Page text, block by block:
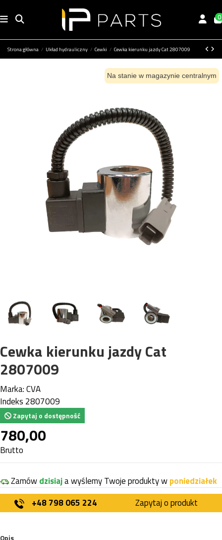
0
Strona główna Układ hydrauliczny Cewki Cewka kierunku jazdy Cat 2807009
Na stanie w magazynie centralnym
Cewka kierunku jazdy Cat
2807009
Marka:CVA
Indeks 2807009
Zapytaj o dostępność
780,00
Brutto
Zamówdzisiaja wyślemy Twoje produkty wponiedziałek
+48 798 065 224
Zapytaj o produkt
Opis